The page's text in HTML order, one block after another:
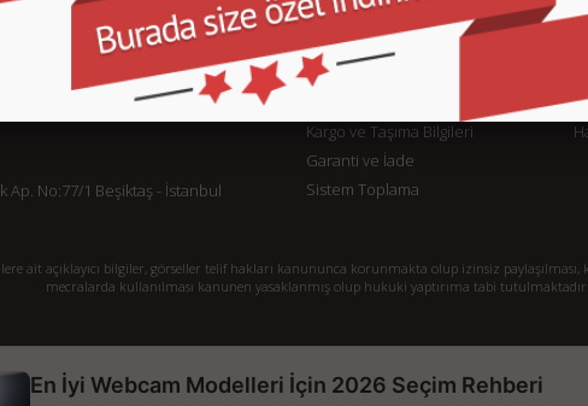
Ap. No:77/1 Beşiktaş - İstanbul
KURUMSAL
İletişim
Sipariş Takibi
Kargo ve Taşıma Bilgileri
Garanti ve İade
Sistem Toplama
ait açıklayıcı bilgiler, görseller telif hakları kanununca korunmakta olup izinsiz paylaşılması,
mecralarda kullanılması kanunen yasaklanmış olup hukuki yaptırıma tabi tutulmaktadır.
En İyi Webcam Modelleri İçin 2026 Seçim Rehberi